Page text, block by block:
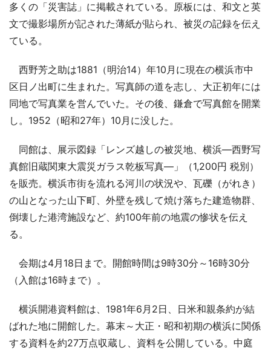
多くの「災害誌」に掲載されている。原板には、和文と英
文で撮影場所が記された薄紙が貼られ、被災の記録を伝え
ている。
西野芳之助は1881（明治14）年10月に現在の横浜市中
区日ノ出町に生まれた。写真師の道を志し、大正初年には
同地で写真業を営んでいた。その後、鎌倉で写真館を開業
し。1952（昭和27年）10月に没した。
同館は、展示図録「レンズ越しの被災地、横浜―西野写
真館旧蔵関東大震災ガラス乾板写真―」（1,200円 税別）
を販売。横浜市街を流れる河川の状況や、瓦礫（がれき）
の山となった山下町、外壁を残して焼け落ちた建造物群、
倒壊した港湾施設など、約100年前の地震の惨状を伝え
る。
会期は4月18日まで。開館時間は9時30分～16時30分
（入館は16時まで）。
横浜開港資料館は、1981年6月2日、日米和親条約が結
ばれた地に開館した。幕末～大正・昭和初期の横浜に関係
する資料を約27万点収蔵し、資料を公開している。中庭